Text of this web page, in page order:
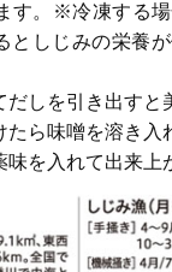
す。※冷凍する
としじみの栄養
しを引き出すと
ら味噌を溶き入
を入れて出来上